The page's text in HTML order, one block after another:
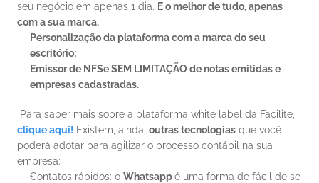
seu negócio em apenas 1 dia. E o melhor de tudo, apenas
com a sua marca.
Personalização da plataforma com a marca do seu
escritório;
Emissor de NFSe SEM LIMITAÇÃO de notas emitidas e
empresas cadastradas.
clique aqui! Existem, ainda, outras tecnologias que você
poderá adotar para agilizar o processo contábil na sua
empresa:
Contatos rápidos: o Whatsapp é uma forma de fácil de se